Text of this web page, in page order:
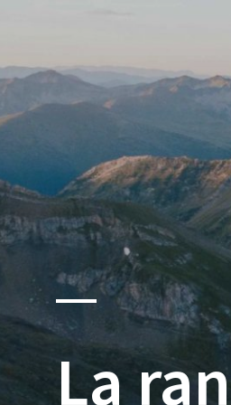
La